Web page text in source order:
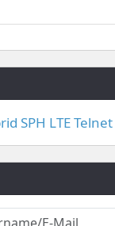
SPH LTETelnet